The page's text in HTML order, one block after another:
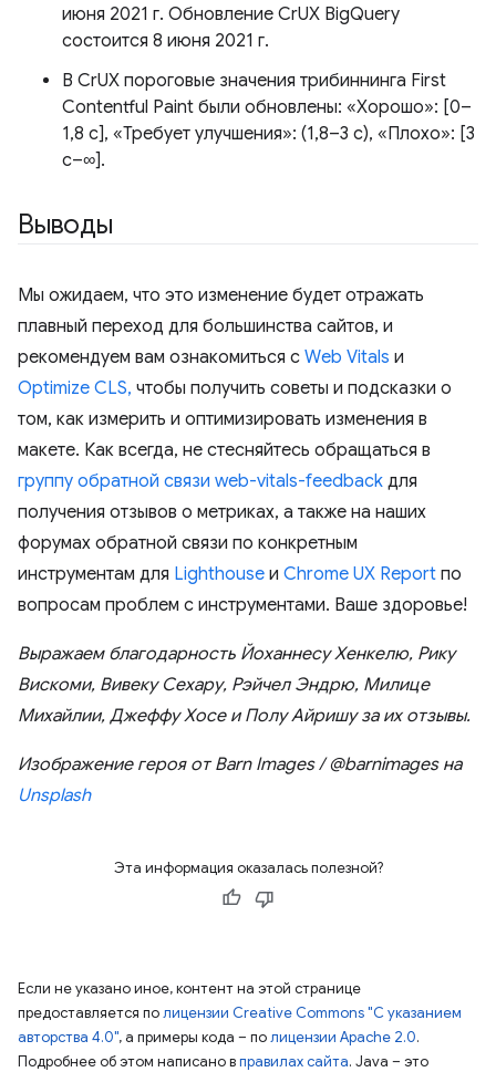
июня 2021 г. Обновление CrUX BigQuery
состоится 8 июня 2021 г.
В CrUX пороговые значения трибиннинга First
Contentful Paint были обновлены: «Хорошо»: [0–
1,8 с], «Требует улучшения»: (1,8–3 с), «Плохо»: [3
с–∞].
Выводы
Мы ожидаем, что это изменение будет отражать
плавный переход для большинства сайтов, и
рекомендуем вам ознакомиться с Web Vitals и
Optimize CLS, чтобы получить советы и подсказки о
том, как измерить и оптимизировать изменения в
макете. Как всегда, не стесняйтесь обращаться в
группу обратной связи web-vitals-feedback для
получения отзывов о метриках, а также на наших
форумах обратной связи по конкретным
инструментам для Lighthouse и Chrome UX Report по
вопросам проблем с инструментами. Ваше здоровье!
Выражаем благодарность Йоханнесу Хенкелю, Рику
Вискоми, Вивеку Сехару, Рэйчел Эндрю, Милице
Михайлии, Джеффу Хосе и Полу Айришу за их отзывы.
Изображение героя от Barn Images / @barnimages на
Unsplash
Эта информация оказалась полезной?
Если не указано иное, контент на этой странице
предоставляется полицензии Creative Commons "С указанием
авторства 4.0", а примеры кода – полицензии Apache 2.0.
Подробнее об этом написано вправилах сайта. Java – это